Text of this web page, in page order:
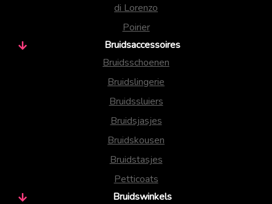
di Lorenzo
Poirier
Bruidsaccessoires
Bruidsschoenen
Bruidslingerie
Bruidssluiers
Bruidsjasjes
Bruidskousen
Bruidstasjes
Petticoats
Bruidswinkels